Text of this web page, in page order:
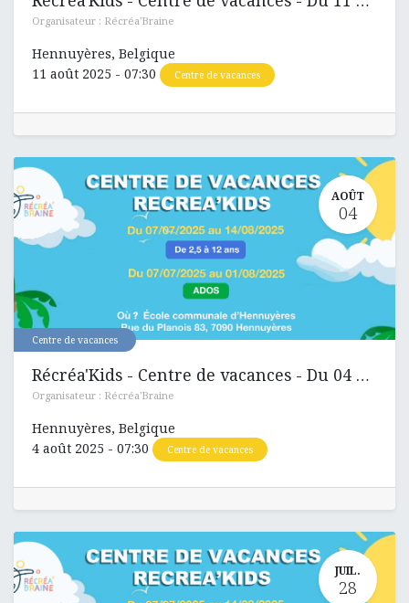
Organisateur : Récréa'Braine
Hennuyères, Belgique
11 août 2025 - 07:30 Centre de vacances
AOÛT
04
Centre de vacances
Récréa'Kids - Centre de vacances - Du 04 aout au 08 aout 2025
Organisateur : Récréa'Braine
Hennuyères, Belgique
4 août 2025 - 07:30 Centre de vacances
JUIL.
28